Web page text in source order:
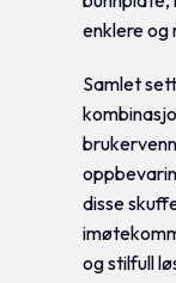
enklere og
Samlet
disse
og stilfull